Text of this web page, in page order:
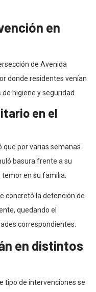
en
de Avenida
donde residentes venían
higiene y seguridad.
en el
que por varias semanas
basura frente a su
temor en su familia.
concretó la detención de
quedando el
correspondientes.
en distintos
tipo de intervenciones se